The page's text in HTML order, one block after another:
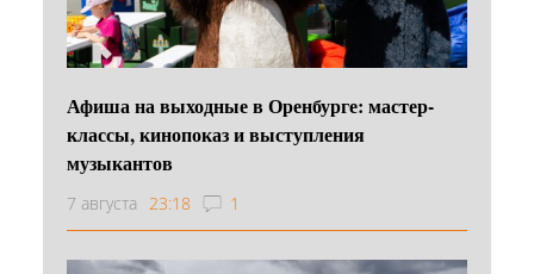
Афиша на выходные в Оренбурге: мастер-
классы, кинопоказ и выступления
музыкантов
7 августа 23:18 1